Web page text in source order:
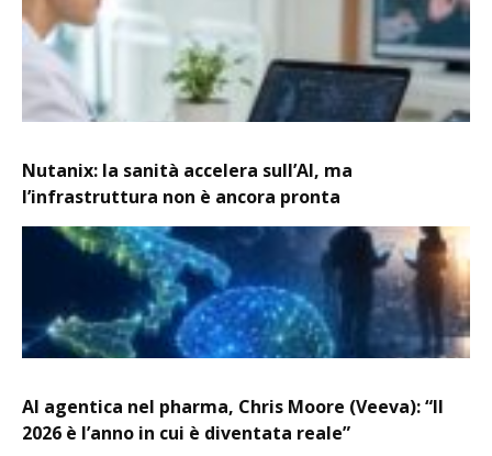
Nutanix: la sanità accelera sull’AI, ma
l’infrastruttura non è ancora pronta
AI agentica nel pharma, Chris Moore (Veeva): “Il
2026 è l’anno in cui è diventata reale”